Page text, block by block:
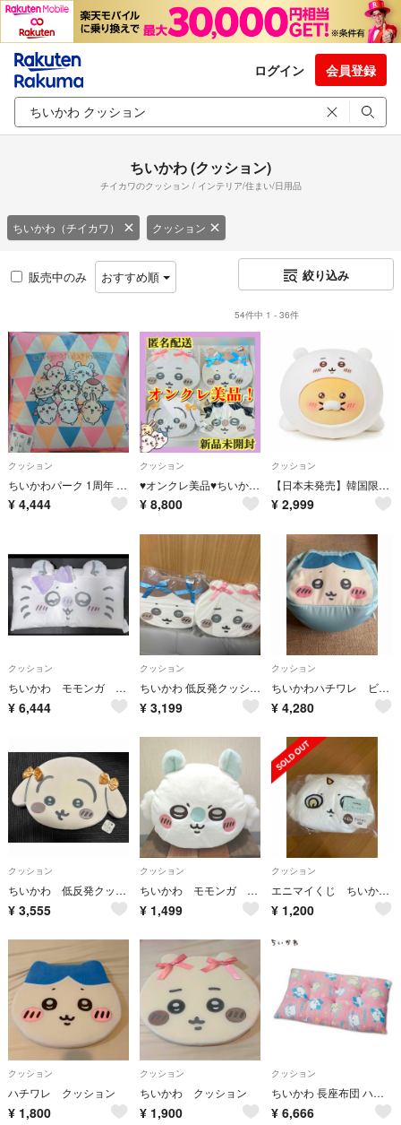
ログイン 会員登録
ちいかわ (クッション)
チイカワのクッション / インテリア/住まい/日用品
ちいかわ（チイカワ） クッション
販売中のみ おすすめ順 絞り込み
54件中 1 - 36件
クッション
ちいかわパーク 1周年 ミニゲーム 景品 スクエア クッション
¥ 4,444
クッション
♥️オンクレ美品♥️ちいかわ 低反発クッション ～リボン～ コンプ 新品未開封 ハチワレ うさぎ モモンガ
¥ 8,800
クッション
【日本未発売】韓国限定 ちいかわ カカオフレンズ コラボ チュンシク 抱き枕
¥ 2,999
クッション
ちいかわ モモンガ 大判座ぶとん 長座布団 枕 59✕110㌢ タグ付き
¥ 6,444
クッション
ちいかわ 低反発クッション〜リボン〜ちいかわ&ハチワレセット
¥ 3,199
クッション
ちいかわハチワレ ビーズクッション
¥ 4,280
クッション
ちいかわ 低反発クッション 〜リボン〜 うさぎ
¥ 3,555
クッション
ちいかわ モモンガ ドームクッション
¥ 1,499
クッション
エニマイくじ ちいかわ クッション あのこ D賞
¥ 1,200
クッション
ハチワレ クッション
¥ 1,800
クッション
ちいかわ クッション
¥ 1,900
クッション
ちいかわ 長座布団 ハチワレ うさぎ
¥ 6,666